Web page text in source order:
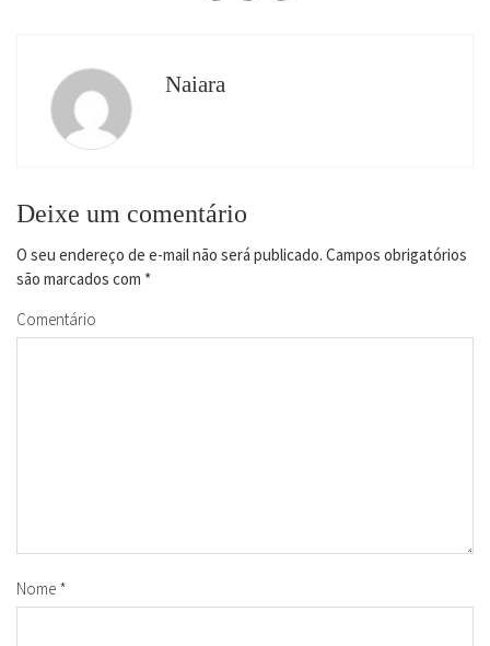
Naiara
Deixe um comentário
O seu endereço de e-mail não será publicado. Campos obrigatórios
são marcados com *
Comentário
Nome *